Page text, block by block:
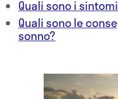
Quali sono i
Quali sono le
sonno?